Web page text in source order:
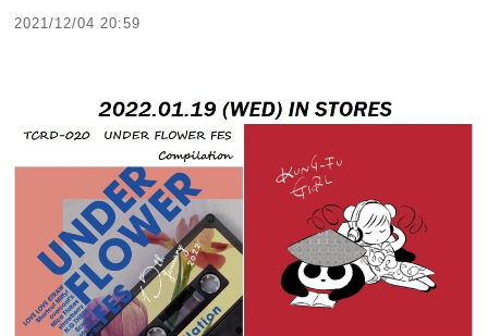
2021/12/04 20:59